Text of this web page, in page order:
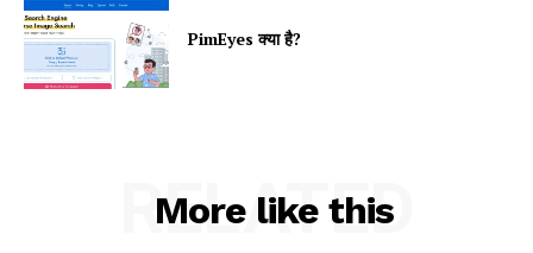
PimEyes क्या है?
More like this
RELATED